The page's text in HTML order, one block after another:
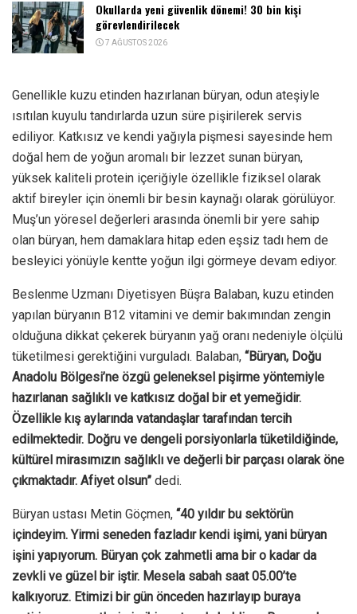
Okullarda yeni güvenlik dönemi! 30 bin kişi
görevlendirilecek
7 AĞUSTOS 2026
Genellikle kuzu etinden hazırlanan büryan, odun ateşiyle
ısıtılan kuyulu tandırlarda uzun süre pişirilerek servis
ediliyor. Katkısız ve kendi yağıyla pişmesi sayesinde hem
doğal hem de yoğun aromalı bir lezzet sunan büryan,
yüksek kaliteli protein içeriğiyle özellikle fiziksel olarak
aktif bireyler için önemli bir besin kaynağı olarak görülüyor.
Muş’un yöresel değerleri arasında önemli bir yere sahip
olan büryan, hem damaklara hitap eden eşsiz tadı hem de
besleyici yönüyle kentte yoğun ilgi görmeye devam ediyor.
Beslenme Uzmanı Diyetisyen Büşra Balaban, kuzu etinden
yapılan büryanın B12 vitamini ve demir bakımından zengin
olduğuna dikkat çekerek büryanın yağ oranı nedeniyle ölçülü
tüketilmesi gerektiğini vurguladı. Balaban, “Büryan, Doğu
Anadolu Bölgesi’ne özgü geleneksel pişirme yöntemiyle
hazırlanan sağlıklı ve katkısız doğal bir et yemeğidir.
Özellikle kış aylarında vatandaşlar tarafından tercih
edilmektedir. Doğru ve dengeli porsiyonlarla tüketildiğinde,
kültürel mirasımızın sağlıklı ve değerli bir parçası olarak öne
çıkmaktadır. Afiyet olsun” dedi.
Büryan ustası Metin Göçmen, “40 yıldır bu sektörün
içindeyim. Yirmi seneden fazladır kendi işimi, yani büryan
işini yapıyorum. Büryan çok zahmetli ama bir o kadar da
zevkli ve güzel bir iştir. Mesela sabah saat 05.00’te
kalkıyoruz. Etimizi bir gün önceden hazırlayıp buraya